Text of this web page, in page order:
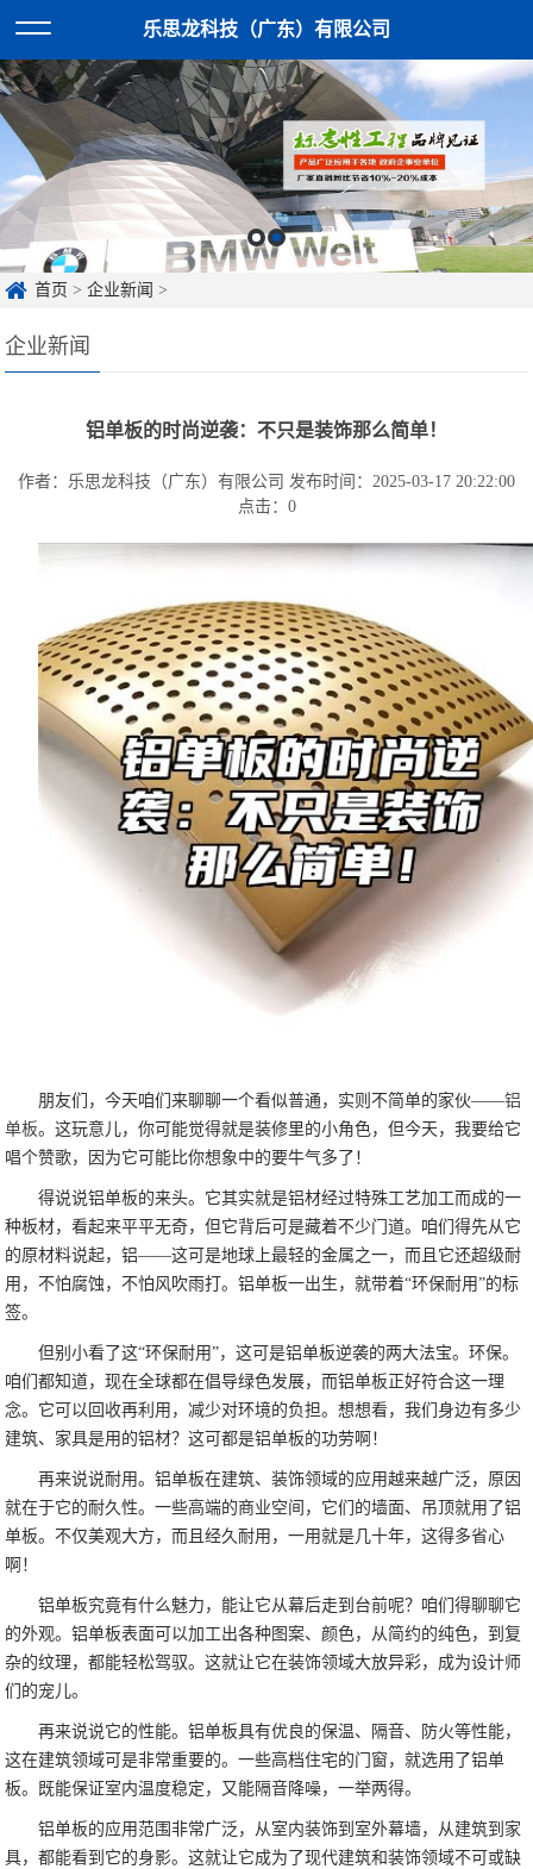
乐思龙科技（广东）有限公司
首页 >企业新闻 >
企业新闻
铝单板的时尚逆袭：不只是装饰那么简单！
作者：乐思龙科技（广东）有限公司 发布时间：2025-03-17 20:22:00
点击： 0
朋友们，今天咱们来聊聊一个看似普通，实则不简单的家伙——铝
单板。这玩意儿，你可能觉得就是装修里的小角色，但今天，我要给它
唱个赞歌，因为它可能比你想象中的要牛气多了！
得说说铝单板的来头。它其实就是铝材经过特殊工艺加工而成的一
种板材，看起来平平无奇，但它背后可是藏着不少门道。咱们得先从它
的原材料说起，铝——这可是地球上最轻的金属之一，而且它还超级耐
用，不怕腐蚀，不怕风吹雨打。铝单板一出生，就带着“环保耐用”的标
签。
但别小看了这“环保耐用”，这可是铝单板逆袭的两大法宝。环保。
咱们都知道，现在全球都在倡导绿色发展，而铝单板正好符合这一理
念。它可以回收再利用，减少对环境的负担。想想看，我们身边有多少
建筑、家具是用的铝材？这可都是铝单板的功劳啊！
再来说说耐用。铝单板在建筑、装饰领域的应用越来越广泛，原因
就在于它的耐久性。一些高端的商业空间，它们的墙面、吊顶就用了铝
单板。不仅美观大方，而且经久耐用，一用就是几十年，这得多省心
啊！
铝单板究竟有什么魅力，能让它从幕后走到台前呢？咱们得聊聊它
的外观。铝单板表面可以加工出各种图案、颜色，从简约的纯色，到复
杂的纹理，都能轻松驾驭。这就让它在装饰领域大放异彩，成为设计师
们的宠儿。
再来说说它的性能。铝单板具有优良的保温、隔音、防火等性能，
这在建筑领域可是非常重要的。一些高档住宅的门窗，就选用了铝单
板。既能保证室内温度稳定，又能隔音降噪，一举两得。
铝单板的应用范围非常广泛，从室内装饰到室外幕墙，从建筑到家
具，都能看到它的身影。这就让它成为了现代建筑和装饰领域不可或缺